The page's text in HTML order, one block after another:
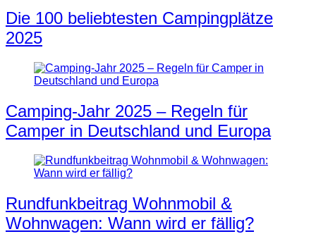
Die 100 beliebtesten Campingplätze
2025
Camping-Jahr 2025 – Regeln für
Camper in Deutschland und Europa
Rundfunkbeitrag Wohnmobil &
Wohnwagen: Wann wird er fällig?